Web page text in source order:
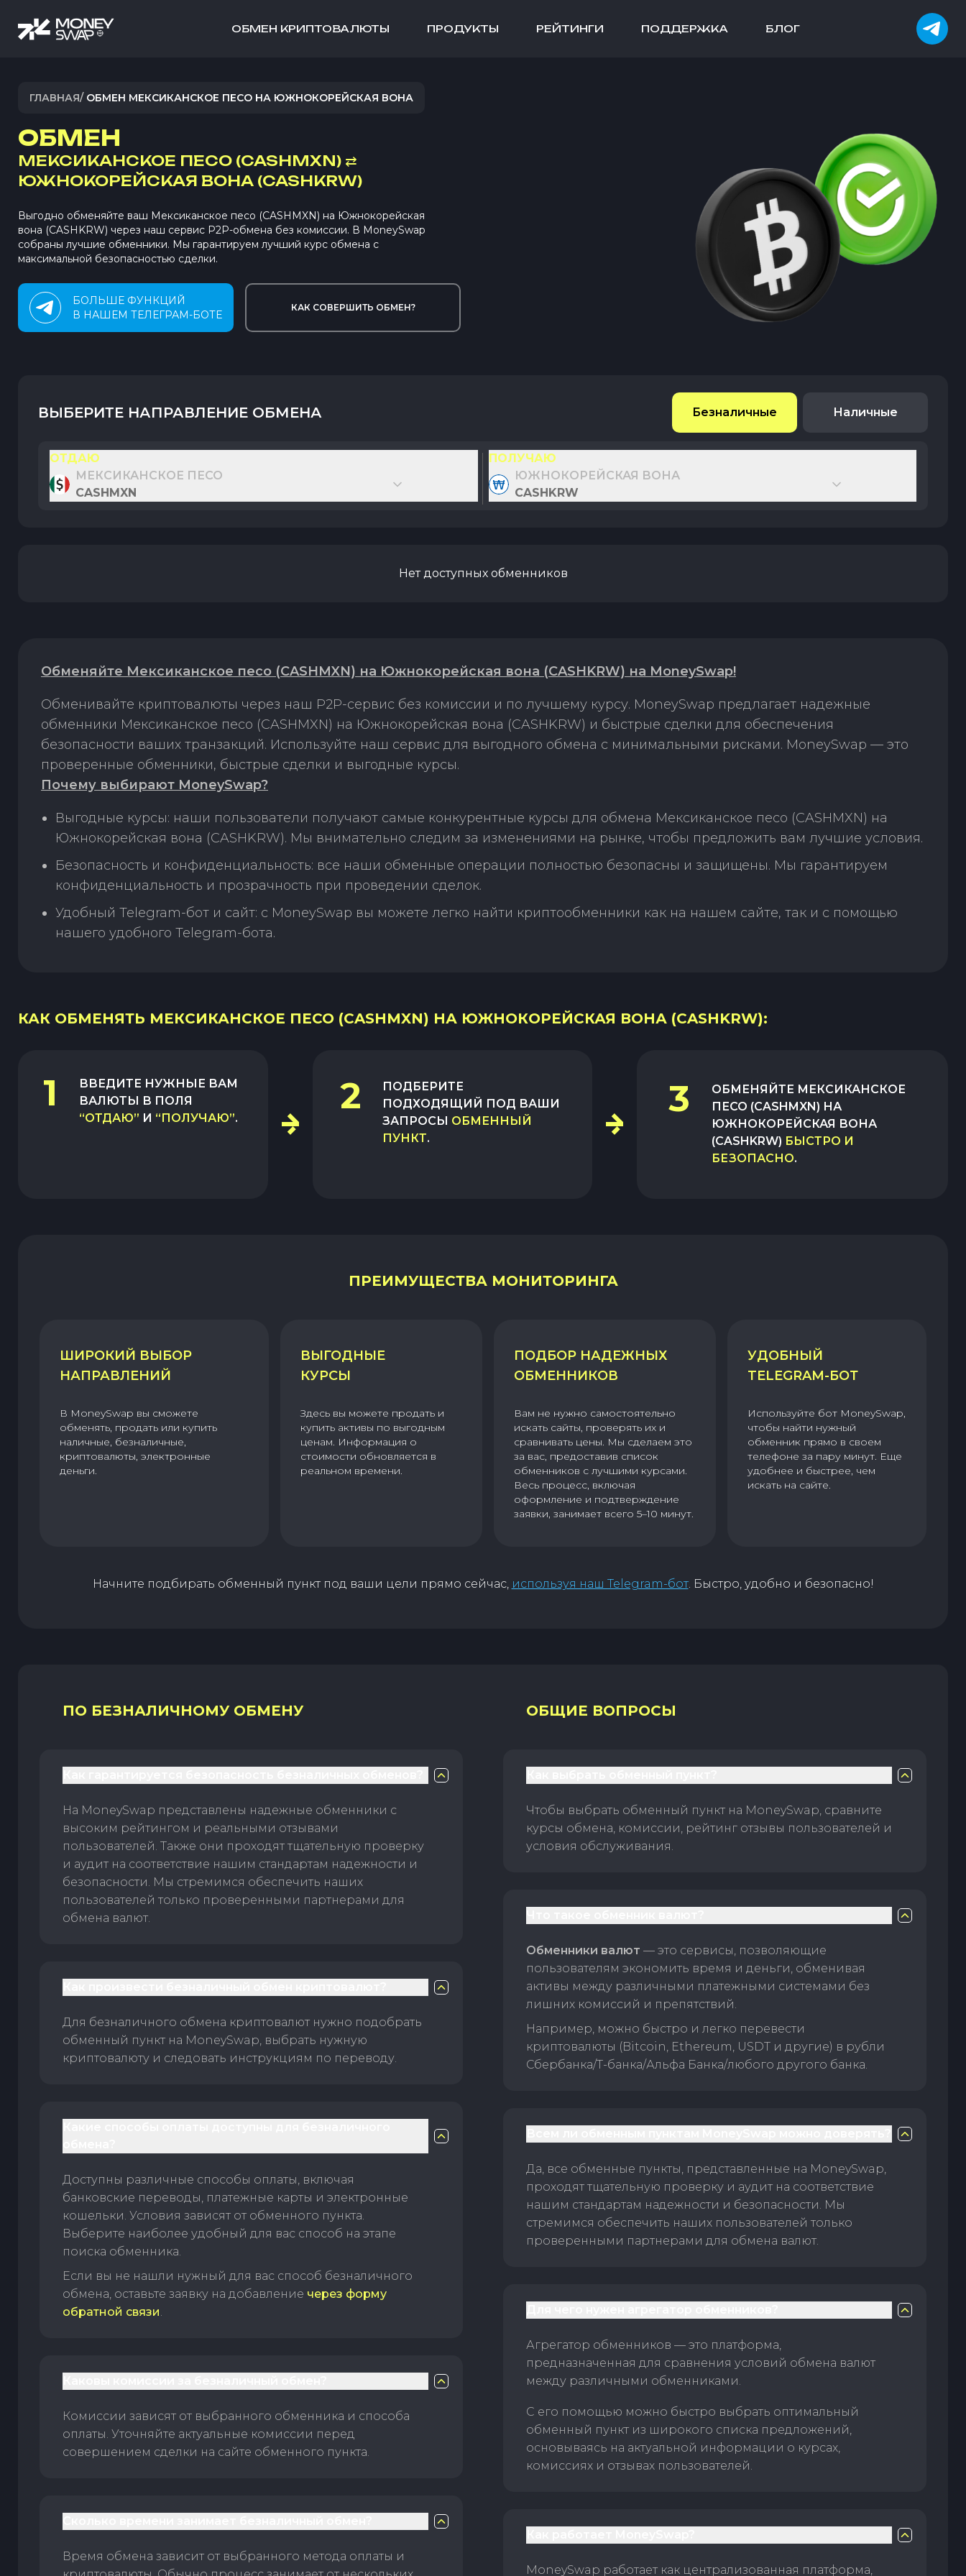
ОБМЕН КРИПТОВАЛЮТЫ ПРОДУКТЫ РЕЙТИНГИ ПОДДЕРЖКА БЛОГ
ГЛАВНАЯ/ ОБМЕН МЕКСИКАНСКОЕ ПЕСО НА ЮЖНОКОРЕЙСКАЯ ВОНА
ОБМЕН
МЕКСИКАНСКОЕ ПЕСО (CASHMXN) ⇄
ЮЖНОКОРЕЙСКАЯ ВОНА (CASHKRW)
Выгодно обменяйте ваш Мексиканское песо (CASHMXN) на Южнокорейская
вона (CASHKRW) через наш сервис P2P-обмена без комиссии. В MoneySwap
собраны лучшие обменники. Мы гарантируем лучший курс обмена с
максимальной безопасностью сделки.
БОЛЬШЕ ФУНКЦИЙ
В НАШЕМ ТЕЛЕГРАМ-БОТЕ
КАК СОВЕРШИТЬ ОБМЕН?
ВЫБЕРИТЕ НАПРАВЛЕНИЕ ОБМЕНА Безналичные Наличные
ОТДАЮ
МЕКСИКАНСКОЕ ПЕСО
CASHMXN
ПОЛУЧАЮ
ЮЖНОКОРЕЙСКАЯ ВОНА
CASHKRW
Нет доступных обменников
Обменяйте Мексиканское песо (CASHMXN) на Южнокорейская вона (CASHKRW) на MoneySwap!
Обменивайте криптовалюты через наш P2P-сервис без комиссии и по лучшему курсу. MoneySwap предлагает надежные
обменники Мексиканское песо (CASHMXN) на Южнокорейская вона (CASHKRW) и быстрые сделки для обеспечения
безопасности ваших транзакций. Используйте наш сервис для выгодного обмена с минимальными рисками. MoneySwap — это
проверенные обменники, быстрые сделки и выгодные курсы.
Почему выбирают MoneySwap?
Выгодные курсы: наши пользователи получают самые конкурентные курсы для обмена Мексиканское песо (CASHMXN) на
Южнокорейская вона (CASHKRW). Мы внимательно следим за изменениями на рынке, чтобы предложить вам лучшие условия.
Безопасность и конфиденциальность: все наши обменные операции полностью безопасны и защищены. Мы гарантируем
конфиденциальность и прозрачность при проведении сделок.
Удобный Telegram-бот и сайт: с MoneySwap вы можете легко найти криптообменники как на нашем сайте, так и с помощью
нашего удобного Telegram-бота.
КАК ОБМЕНЯТЬ МЕКСИКАНСКОЕ ПЕСО (CASHMXN) НА ЮЖНОКОРЕЙСКАЯ ВОНА (CASHKRW):
1
ВВЕДИТЕ НУЖНЫЕ ВАМ
ВАЛЮТЫ В ПОЛЯ
“ОТДАЮ” И “ПОЛУЧАЮ”.
2
ПОДБЕРИТЕ
ПОДХОДЯЩИЙ ПОД ВАШИ
ЗАПРОСЫ ОБМЕННЫЙ
ПУНКТ.
3 ОБМЕНЯЙТЕ МЕКСИКАНСКОЕ
ПЕСО (CASHMXN) НА
ЮЖНОКОРЕЙСКАЯ ВОНА
(CASHKRW) БЫСТРО И
БЕЗОПАСНО.
ПРЕИМУЩЕСТВА МОНИТОРИНГА
ШИРОКИЙ ВЫБОР
НАПРАВЛЕНИЙ
В MoneySwap вы сможете
обменять, продать или купить
наличные, безналичные,
криптовалюты, электронные
деньги.
ВЫГОДНЫЕ
КУРСЫ
Здесь вы можете продать и
купить активы по выгодным
ценам. Информация о
стоимости обновляется в
реальном времени.
ПОДБОР НАДЕЖНЫХ
ОБМЕННИКОВ
Вам не нужно самостоятельно
искать сайты, проверять их и
сравнивать цены. Мы сделаем это
за вас, предоставив список
обменников с лучшими курсами.
Весь процесс, включая
оформление и подтверждение
заявки, занимает всего 5–10 минут.
УДОБНЫЙ
TELEGRAM-БОТ
Используйте бот MoneySwap,
чтобы найти нужный
обменник прямо в своем
телефоне за пару минут. Еще
удобнее и быстрее, чем
искать на сайте.
Начните подбирать обменный пункт под ваши цели прямо сейчас, используя наш Telegram-бот. Быстро, удобно и безопасно!
ПО БЕЗНАЛИЧНОМУ ОБМЕНУ
На MoneySwap представлены надежные обменники с
высоким рейтингом и реальными отзывами
пользователей. Также они проходят тщательную проверку
и аудит на соответствие нашим стандартам надежности и
безопасности. Мы стремимся обеспечить наших
пользователей только проверенными партнерами для
обмена валют.
Для безналичного обмена криптовалют нужно подобрать
обменный пункт на MoneySwap, выбрать нужную
криптовалюту и следовать инструкциям по переводу.
Доступны различные способы оплаты, включая
банковские переводы, платежные карты и электронные
кошельки. Условия зависят от обменного пункта.
Выберите наиболее удобный для вас способ на этапе
поиска обменника.
Если вы не нашли нужный для вас способ безналичного
обмена, оставьте заявку на добавление через форму
обратной связи
Комиссии зависят от выбранного обменника и способа
оплаты. Уточняйте актуальные комиссии перед
совершением сделки на сайте обменного пункта.
Время обмена зависит от выбранного метода оплаты и
ОБЩИЕ ВОПРОСЫ
Чтобы выбрать обменный пункт на MoneySwap, сравните
курсы обмена, комиссии, рейтинг отзывы пользователей и
условия обслуживания.
Обменники валют — это сервисы, позволяющие
пользователям экономить время и деньги, обменивая
активы между различными платежными системами без
лишних комиссий и препятствий.
Например, можно быстро и легко перевести
криптовалюты (Bitcoin, Ethereum, USDT и другие) в рубли
Сбербанка/Т-банка/Альфа Банка/любого другого банка.
Да, все обменные пункты, представленные на MoneySwap,
проходят тщательную проверку и аудит на соответствие
нашим стандартам надежности и безопасности. Мы
стремимся обеспечить наших пользователей только
проверенными партнерами для обмена валют.
Агрегатор обменников — это платформа,
предназначенная для сравнения условий обмена валют
между различными обменниками.
С его помощью можно быстро выбрать оптимальный
обменный пункт из широкого списка предложений,
основываясь на актуальной информации о курсах,
комиссиях и отзывах пользователей.
MoneySwap работает как централизованная платформа,